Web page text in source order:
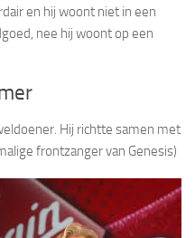
en hij woont niet in een
nee hij woont op een
Hij richtte samen met
frontzanger van Genesis)